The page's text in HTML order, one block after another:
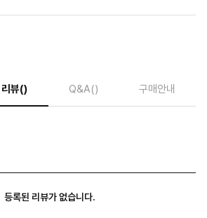
리뷰() Q&A() 구매안내
등록된 리뷰가 없습니다.